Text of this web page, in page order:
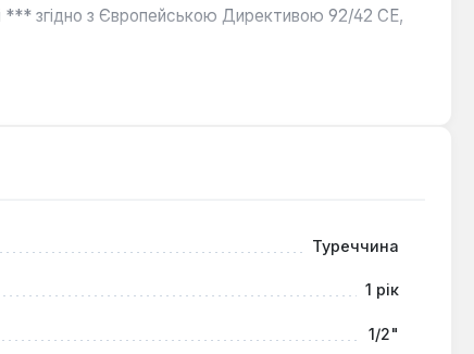
*** згідно з Європейською Директивою 92/42 СЕ,
255 мм) спрощують монтаж у обмеженому
Туреччина
1 рік
1/2"